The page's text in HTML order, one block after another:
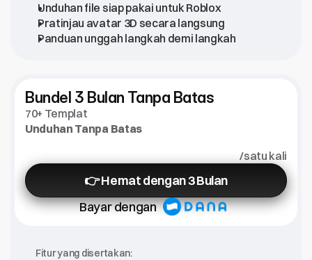
Unduhan file siap pakai untuk Roblox
Pratinjau avatar 3D secara langsung
Panduan unggah langkah demi langkah
Bundel 3 Bulan Tanpa Batas
70+ Templat
Unduhan Tanpa Batas
/satu kali
👉 Hemat dengan 3 Bulan
Bayar dengan
Fitur yang disertakan: